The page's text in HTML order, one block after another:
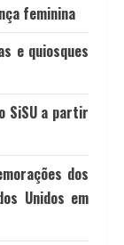
feminina
e quiosques
SiSU a partir
dos
Unidos em